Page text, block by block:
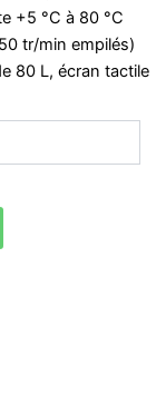
+5 °C à 80 °C
tr/min empilés)
80 L, écran tactile